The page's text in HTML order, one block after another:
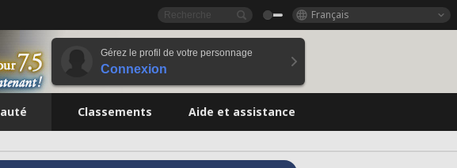
Français
Gérez le profil de votre personnage
Connexion
Classements Aide et assistance